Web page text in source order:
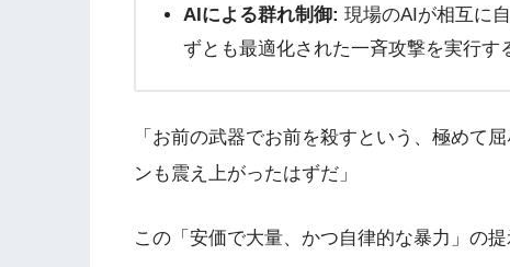
AIによる群れ制御: 現場のAIが相互に
ずとも最適化された一斉攻撃を実行す
「お前の武器でお前を殺すという、極めて
ンも震え上がったはずだ」
この「安価で大量、かつ自律的な暴力」の